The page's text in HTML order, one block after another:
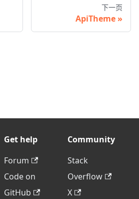
下一页
ApiTheme
Get help
Forum
Code on
GitHub
Community
Stack
Overflow
X